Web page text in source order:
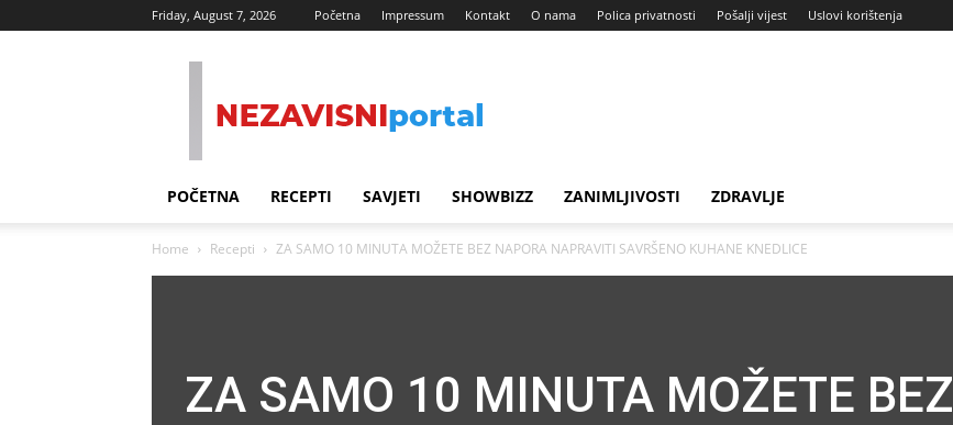
Friday, August 7, 2026 Početna Impressum Kontakt O nama Polica privatnosti Pošalji vijest Uslovi korištenja
POČETNA RECEPTI SAVJETI SHOWBIZZ ZANIMLJIVOSTI ZDRAVLJE
Home Recepti ZA SAMO 10 MINUTA MOŽETE BEZ NAPORA NAPRAVITI SAVRŠENO KUHANE KNEDLICE
ZA SAMO 10 MINUTA MOŽETE BEZ